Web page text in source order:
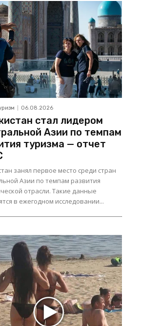
06.08.2026
стал лидером
Азии по темпам
туризма — отчет
занял первое место среди стран
Азии по темпам развития
отрасли. Такие данные
в ежегодном исследовании...